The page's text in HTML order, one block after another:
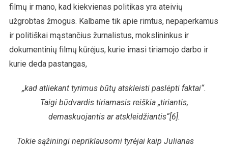
filmų ir mano, kad kiekvienas politikas yra ateivių
užgrobtas žmogus. Kalbame tik apie rimtus, nepaperkamus
ir politiškai mąstančius žurnalistus, mokslininkus ir
dokumentinių filmų kūrėjus, kurie imasi tiriamojo darbo ir
kurie deda pastangas,
„kad atliekant tyrimus būtų atskleisti paslėpti faktai“.
Taigi būdvardis tiriamasis reiškia „tiriantis,
demaskuojantis ar atskleidžiantis“[6].
Tokie sąžiningi nepriklausomi tyrėjai kaip Julianas